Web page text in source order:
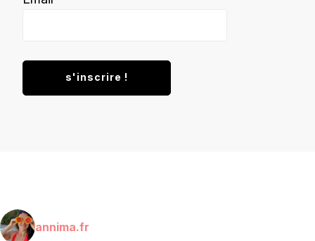
annima.fr